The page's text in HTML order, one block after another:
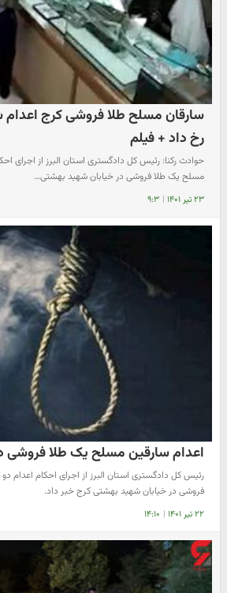
سارقان مسلح طلا فروشی کرج
رخ داد + فیلم
حوادث رکنا: رئیس کل دادگستری استان البرز از اجرای
مسلح یک طلا فروشی در خیابان شهید بهشتی…
۲۳ تیر ۱۴۰۱ | ۹:۳
اعدام سارقین مسلح یک طلا فروشی
رئیس کل دادگستری استان البرز از اجرای احکام اعدام
فروشی در خیابان شهید بهشتی کرج خبر داد.
۲۲ تیر ۱۴۰۱ | ۱۴:۱۰